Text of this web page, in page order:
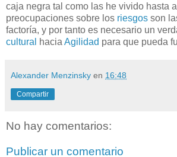
caja negra tal como las he vivido hasta
preocupaciones sobre los riesgos son
factoría, y por tanto es necesario un
cultural
hacia Agilidad para que pueda
Alexander Menzinsky en 16:48
Compartir
No hay comentarios:
Publicar un comentario